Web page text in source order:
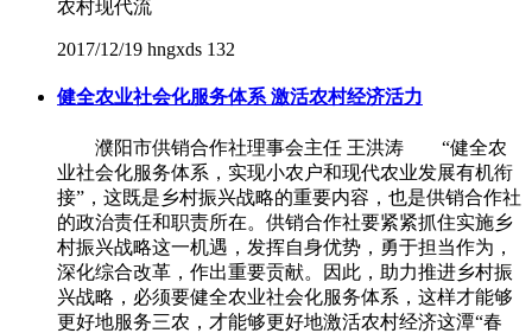
农村现代流
2017/12/19 hngxds 132
健全农业社会化服务体系 激活农村经济活力
濮阳市供销合作社理事会主任 王洪涛 “健全农
业社会化服务体系，实现小农户和现代农业发展有机衔
接”，这既是乡村振兴战略的重要内容，也是供销合作社
的政治责任和职责所在。供销合作社要紧紧抓住实施乡
村振兴战略这一机遇，发挥自身优势，勇于担当作为，
深化综合改革，作出重要贡献。因此，助力推进乡村振
兴战略，必须要健全农业社会化服务体系，这样才能够
更好地服务三农，才能够更好地激活农村经济这潭“春